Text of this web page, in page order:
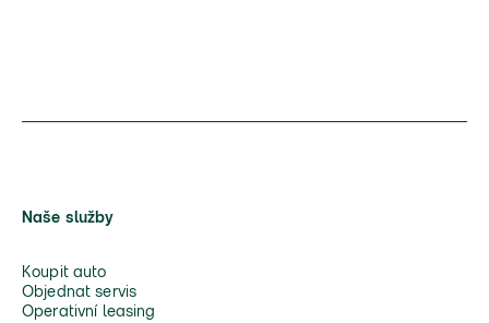
Naše služby
Koupit auto
Objednat servis
Operativní leasing